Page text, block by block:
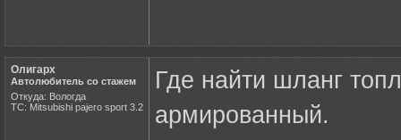
Олигарх
Автолюбитель со стажем
Откуда: Вологда
ТС: Mitsubishi pajero sport 3.2
Где найти шланг
армированный.